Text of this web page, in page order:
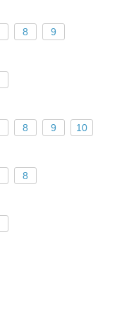
8 9
8 9 10
8